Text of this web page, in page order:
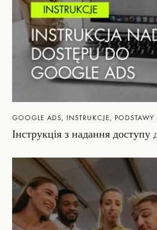
GOOGLE ADS, INSTRUKCJE,
Інструкція з надання доступу